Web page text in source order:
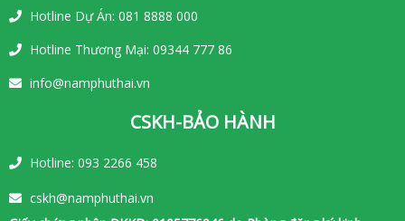
Hotline Dự Án: 081 8888 000
Hotline Thương Mại: 09344 777 86
info@namphuthai.vn
CSKH-BẢO HÀNH
Hotline: 093 2266 458
cskh@namphuthai.vn